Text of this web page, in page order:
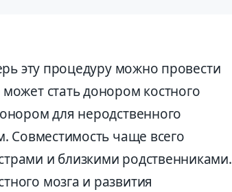
эту процедуру можно провести
стать донором костного
для неродственного
Совместимость чаще всего
и близкими родственниками.
мозга и развития